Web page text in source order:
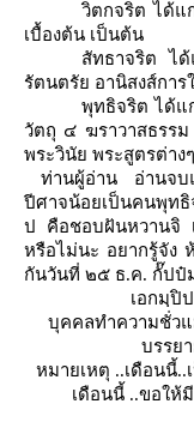
วิตกจริต ได้แ
เบื้องต้น เป็นต้น
สัทธาจริต ไ
รัตนตรัย อานิสงส์กา
พุทธิจริต ได้แ
วัตถุ ๔ ฆราวาสธรร
พระวินัย พระสูตรต่า
ท่านผู้อ่าน อ่านจบ
ปีศาจน้อยเป็นคนพุทธิ
ป คือชอบฝันหวานจิ
หรือไม่นะ อยากรู้จัง
กันวันที่ ๒๕ ธ.ค. กั๊ปป๋
เอกมฺปิ
บุคคลทำความชั่วแ
บรรย
หมายเหตุ ..เดือนนี้..
เดือนนี้ ..ขอให้